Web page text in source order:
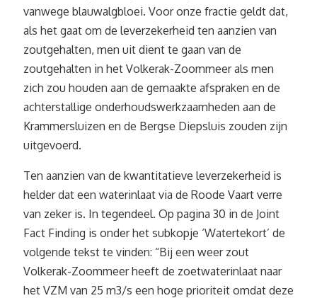
vanwege blauwalgbloei. Voor onze fractie geldt dat,
als het gaat om de leverzekerheid ten aanzien van
zoutgehalten, men uit dient te gaan van de
zoutgehalten in het Volkerak-Zoommeer als men
zich zou houden aan de gemaakte afspraken en de
achterstallige onderhoudswerkzaamheden aan de
Krammersluizen en de Bergse Diepsluis zouden zijn
uitgevoerd.
Ten aanzien van de kwantitatieve leverzekerheid is
helder dat een waterinlaat via de Roode Vaart verre
van zeker is. In tegendeel. Op pagina 30 in de Joint
Fact Finding is onder het subkopje ‘Watertekort’ de
volgende tekst te vinden: “Bij een weer zout
Volkerak-Zoommeer heeft de zoetwaterinlaat naar
het VZM van 25 m3/s een hoge prioriteit omdat deze